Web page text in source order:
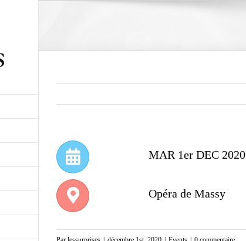
MAR 1er DEC 2020
Opéra de Massy